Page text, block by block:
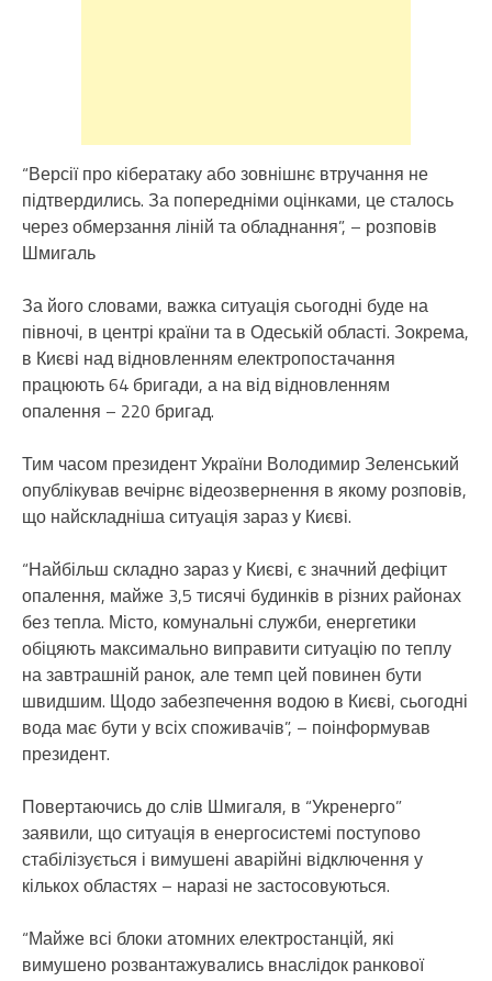
“Версії про кібератаку або зовнішнє втручання не
підтвердились. За попередніми оцінками, це сталось
через обмерзання ліній та обладнання”, – розповів
Шмигаль
За його словами, важка ситуація сьогодні буде на
півночі, в центрі країни та в Одеській області. Зокрема,
в Києві над відновленням електропостачання
працюють 64 бригади, а на від відновленням
опалення – 220 бригад.
Тим часом президент України Володимир Зеленський
опублікував вечірнє відеозвернення в якому розповів,
що найскладніша ситуація зараз у Києві.
“Найбільш складно зараз у Києві, є значний дефіцит
опалення, майже 3,5 тисячі будинків в різних районах
без тепла. Місто, комунальні служби, енергетики
обіцяють максимально виправити ситуацію по теплу
на завтрашній ранок, але темп цей повинен бути
швидшим. Щодо забезпечення водою в Києві, сьогодні
вода має бути у всіх споживачів”, – поінформував
президент.
Повертаючись до слів Шмигаля, в “Укренерго”
заявили, що ситуація в енергосистемі поступово
стабілізується і вимушені аварійні відключення у
кількох областях – наразі не застосовуються.
“Майже всі блоки атомних електростанцій, які
вимушено розвантажувались внаслідок ранкової